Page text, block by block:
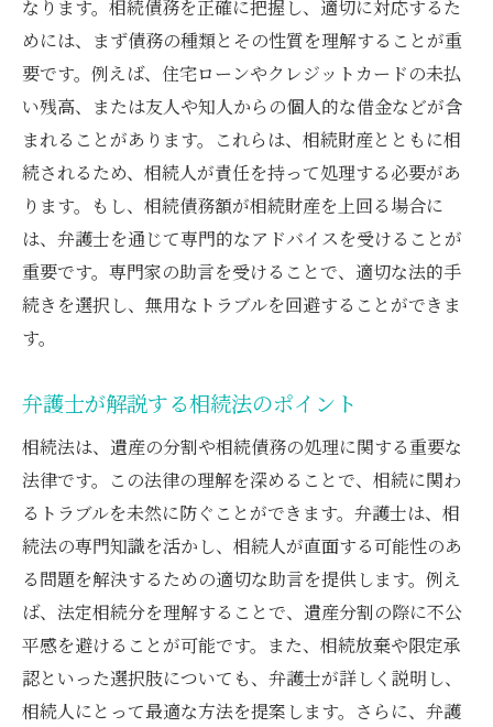
なります。相続債務を正確に把握し、適切に対応するた
めには、まず債務の種類とその性質を理解することが重
要です。例えば、住宅ローンやクレジットカードの未払
い残高、または友人や知人からの個人的な借金などが含
まれることがあります。これらは、相続財産とともに相
続されるため、相続人が責任を持って処理する必要があ
ります。もし、相続債務額が相続財産を上回る場合に
は、弁護士を通じて専門的なアドバイスを受けることが
重要です。専門家の助言を受けることで、適切な法的手
続きを選択し、無用なトラブルを回避することができま
す。
弁護士が解説する相続法のポイント
相続法は、遺産の分割や相続債務の処理に関する重要な
法律です。この法律の理解を深めることで、相続に関わ
るトラブルを未然に防ぐことができます。弁護士は、相
続法の専門知識を活かし、相続人が直面する可能性のあ
る問題を解決するための適切な助言を提供します。例え
ば、法定相続分を理解することで、遺産分割の際に不公
平感を避けることが可能です。また、相続放棄や限定承
認といった選択肢についても、弁護士が詳しく説明し、
相続人にとって最適な方法を提案します。さらに、弁護